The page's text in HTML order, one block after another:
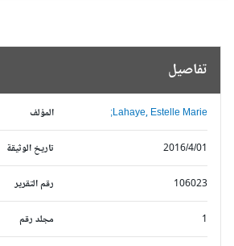
تفاصيل
المؤلف Lahaye, Estelle Marie;
تاريخ الوثيقة 2016/4/01
رقم التقرير 106023
مجلد رقم